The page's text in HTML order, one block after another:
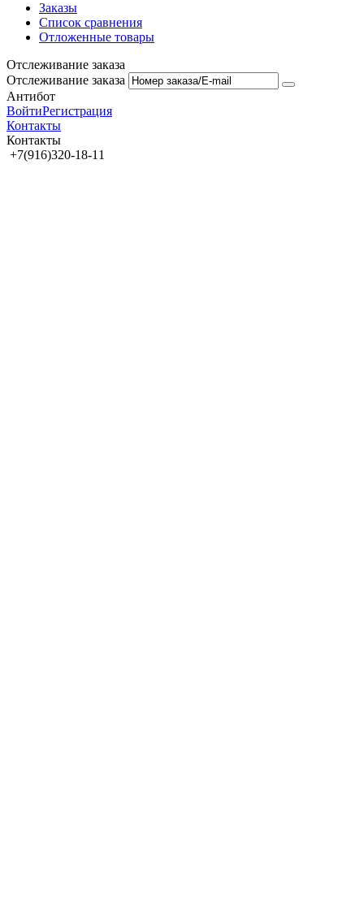
Заказы
Список сравнения
Отложенные товары
Отслеживание заказа
Отслеживание заказа
Антибот
ВойтиРегистрация
Контакты
Контакты
+7(916)320-18-11